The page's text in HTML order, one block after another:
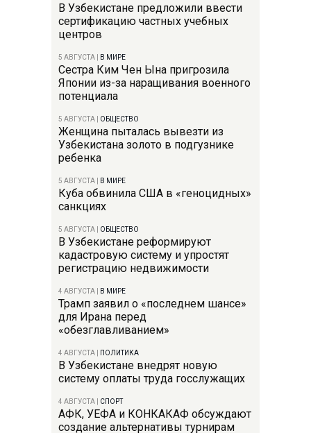
В Узбекистане предложили ввести
сертификацию частных учебных
центров
5 АВГУСТА В МИРЕ
Сестра Ким Чен Ына пригрозила
Японии из-за наращивания военного
потенциала
5 АВГУСТА ОБЩЕСТВО
Женщина пыталась вывезти из
Узбекистана золото в подгузнике
ребенка
5 АВГУСТА В МИРЕ
Куба обвинила США в «геноцидных»
санкциях
5 АВГУСТА ОБЩЕСТВО
В Узбекистане реформируют
кадастровую систему и упростят
регистрацию недвижимости
4 АВГУСТА В МИРЕ
Трамп заявил о «последнем шансе»
для Ирана перед
«обезглавливанием»
4 АВГУСТА ПОЛИТИКА
В Узбекистане внедрят новую
систему оплаты труда госслужащих
4 АВГУСТА СПОРТ
АФК, УЕФА и КОНКАКАФ обсуждают
создание альтернативы турнирам